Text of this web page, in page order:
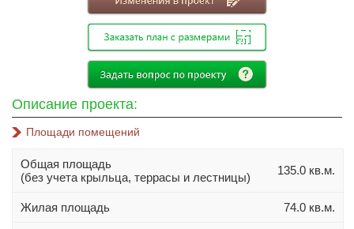
10х12
11х11
11х14
Описание проекта:
Площади помещений
Общая площадь
(без учета крыльца, террасы и лестницы)
135.0 кв.м.
Жилая площадь 74.0 кв.м.